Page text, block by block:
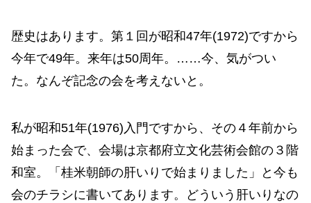
歴史はあります。第１回が昭和47年(1972)ですから
今年で49年。来年は50周年。……今、気がつい
た。なんぞ記念の会を考えないと。
私が昭和51年(1976)入門ですから、その４年前から
始まった会で、会場は京都府立文化芸術会館の３階
和室。「桂米朝師の肝いりで始まりました」と今も
会のチラシに書いてあります。どういう肝いりなの